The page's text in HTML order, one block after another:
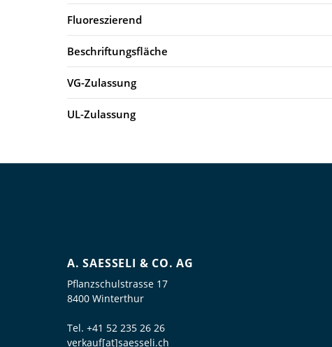
Fluoreszierend
Beschriftungsfläche
VG-Zulassung
UL-Zulassung
A. SAESSELI & CO. AG
Pflanzschulstrasse 17
8400 Winterthur
Tel. +41 52 235 26 26
verkauf[at]saesseli.ch